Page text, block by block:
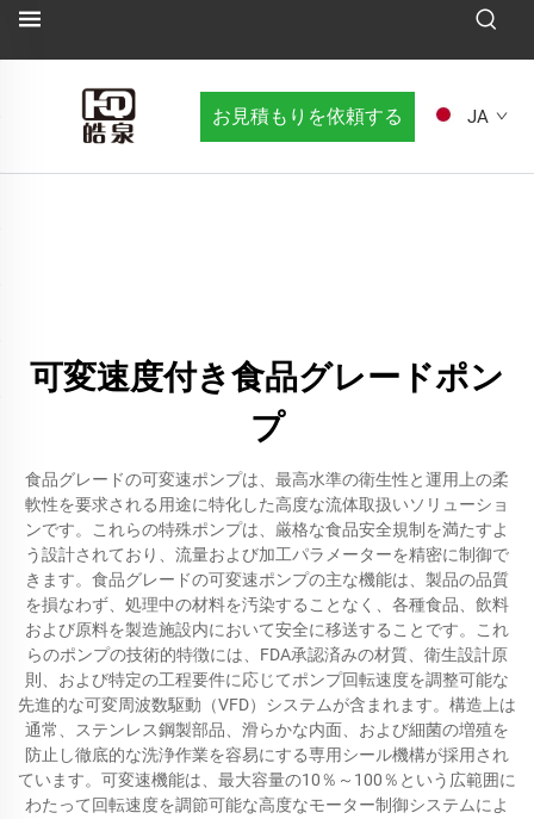
お見積もりを依頼する JA
可変速度付き食品グレードポン
プ
食品グレードの可変速ポンプは、最高水準の衛生性と運用上の柔
軟性を要求される用途に特化した高度な流体取扱いソリューショ
ンです。これらの特殊ポンプは、厳格な食品安全規制を満たすよ
う設計されており、流量および加工パラメーターを精密に制御で
きます。食品グレードの可変速ポンプの主な機能は、製品の品質
を損なわず、処理中の材料を汚染することなく、各種食品、飲料
および原料を製造施設内において安全に移送することです。これ
らのポンプの技術的特徴には、FDA承認済みの材質、衛生設計原
則、および特定の工程要件に応じてポンプ回転速度を調整可能な
先進的な可変周波数駆動（VFD）システムが含まれます。構造上は
通常、ステンレス鋼製部品、滑らかな内面、および細菌の増殖を
防止し徹底的な洗浄作業を容易にする専用シール機構が採用され
ています。可変速機能は、最大容量の10％～100％という広範囲に
わたって回転速度を調節可能な高度なモーター制御システムによ